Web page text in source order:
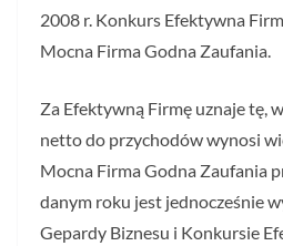
2008 r. Konkurs Efektywna
Mocna Firma Godna Zaufania.
Za Efektywną Firmę uznaje tę,
netto do przychodów wynosi
Mocna Firma Godna Zaufania
danym roku jest jednocześnie
Gepardy Biznesu i Konkursie